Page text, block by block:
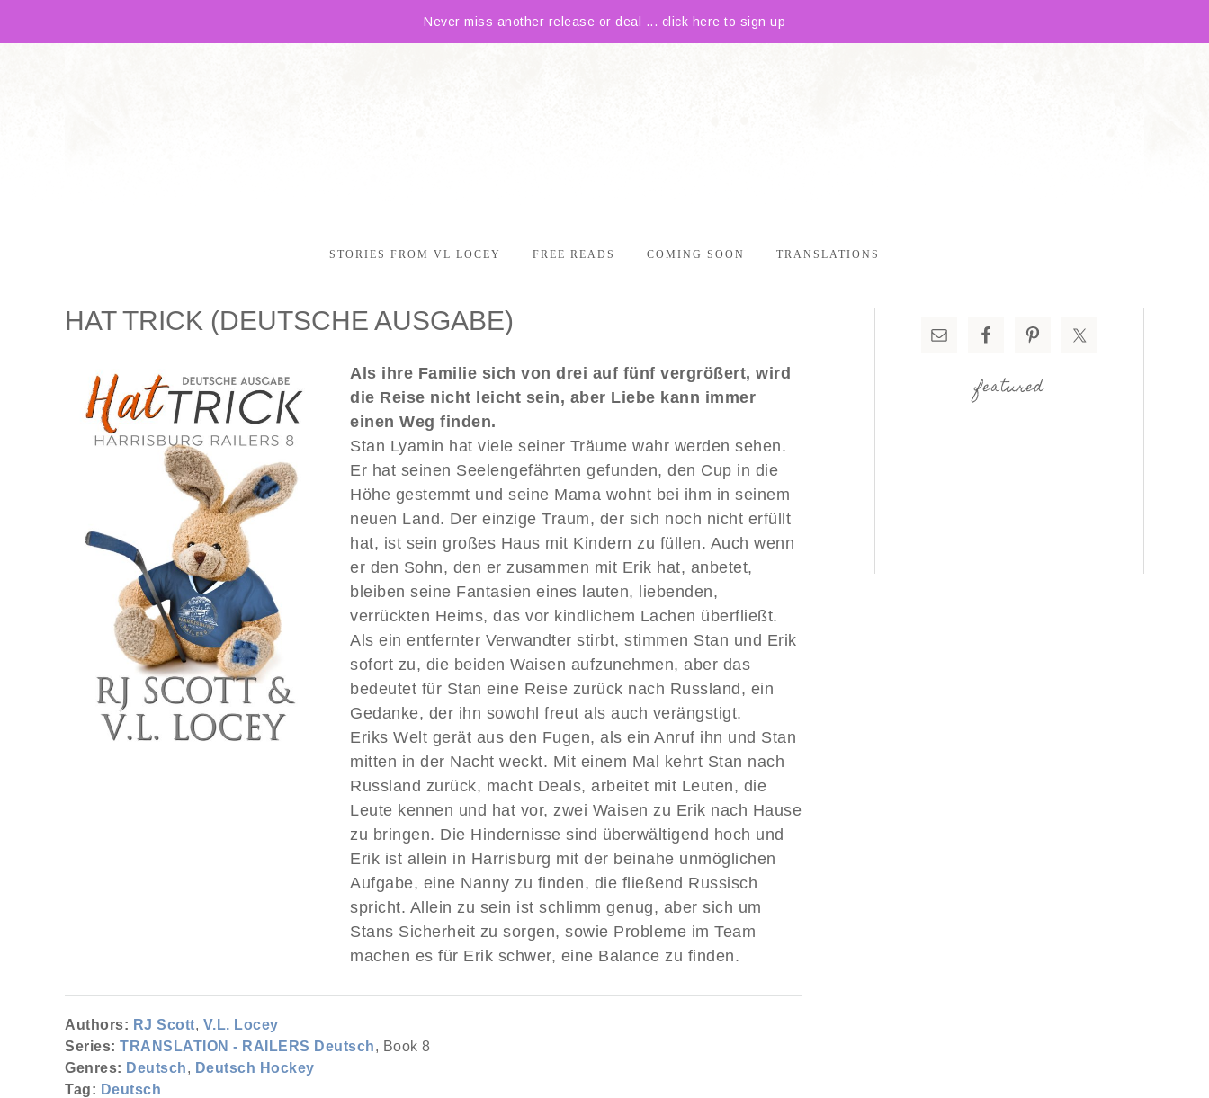
Never miss another release or deal ... click here to sign up
STORIES FROM VL LOCEY FREE READS COMING SOON TRANSLATIONS
HAT TRICK (DEUTSCHE AUSGABE)
Als ihre Familie sich von drei auf fünf vergrößert, wird
die Reise nicht leicht sein, aber Liebe kann immer
einen Weg finden.
Stan Lyamin hat viele seiner Träume wahr werden sehen.
Er hat seinen Seelengefährten gefunden, den Cup in die
Höhe gestemmt und seine Mama wohnt bei ihm in seinem
neuen Land. Der einzige Traum, der sich noch nicht erfüllt
hat, ist sein großes Haus mit Kindern zu füllen. Auch wenn
er den Sohn, den er zusammen mit Erik hat, anbetet,
bleiben seine Fantasien eines lauten, liebenden,
verrückten Heims, das vor kindlichem Lachen überfließt.
Als ein entfernter Verwandter stirbt, stimmen Stan und Erik
sofort zu, die beiden Waisen aufzunehmen, aber das
bedeutet für Stan eine Reise zurück nach Russland, ein
Gedanke, der ihn sowohl freut als auch verängstigt.
Eriks Welt gerät aus den Fugen, als ein Anruf ihn und Stan
mitten in der Nacht weckt. Mit einem Mal kehrt Stan nach
Russland zurück, macht Deals, arbeitet mit Leuten, die
Leute kennen und hat vor, zwei Waisen zu Erik nach Hause
zu bringen. Die Hindernisse sind überwältigend hoch und
Erik ist allein in Harrisburg mit der beinahe unmöglichen
Aufgabe, eine Nanny zu finden, die fließend Russisch
spricht. Allein zu sein ist schlimm genug, aber sich um
Stans Sicherheit zu sorgen, sowie Probleme im Team
machen es für Erik schwer, eine Balance zu finden.
Authors: RJ Scott, V.L. Locey
Series: TRANSLATION - RAILERS Deutsch, Book 8
Genres: Deutsch, Deutsch Hockey
Tag: Deutsch
featured